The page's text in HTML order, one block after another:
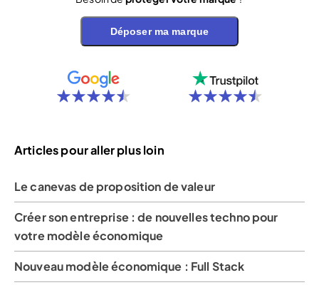
Déposer ma marque
Articles pour aller plus loin
Le canevas de proposition de valeur
Créer son entreprise : de nouvelles techno pour
votre modèle économique
Nouveau modèle économique : Full Stack